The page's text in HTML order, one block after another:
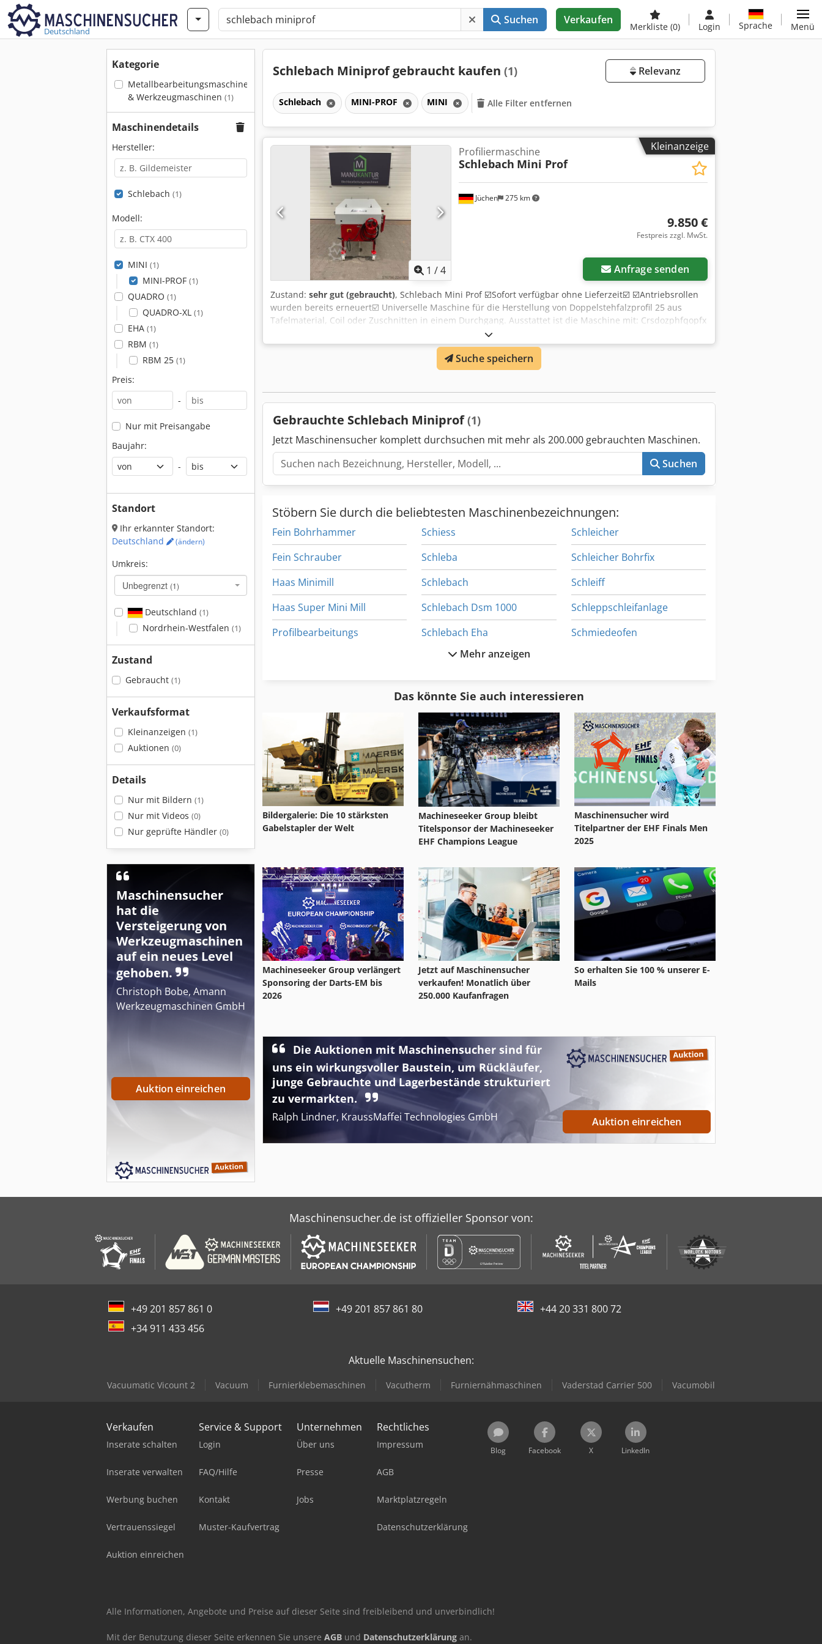
Deutschland
Suchen Verkaufen
Merkliste (0) Login Sprache Menü
Kategorie
Metallbearbeitungsmaschinen
& Werkzeugmaschinen (1)
Maschinendetails
Hersteller:
Schlebach (1)
Modell:
MINI (1)
MINI-PROF (1)
QUADRO (1)
QUADRO-XL (1)
EHA (1)
RBM (1)
RBM 25 (1)
Preis:
-
Nur mit Preisangabe
Baujahr:
-
Standort
Ihr erkannter Standort:
Deutschland
(ändern)
Umkreis:
Unbegrenzt (1)
Deutschland (1)
Nordrhein-Westfalen (1)
Zustand
Gebraucht (1)
Verkaufsformat
Kleinanzeigen (1)
Auktionen (0)
Details
Nur mit Bildern (1)
Nur mit Videos (0)
Nur geprüfte Händler (0)
Maschinensucher
hat die
Versteigerung von
Werkzeugmaschinen
auf ein neues Level
gehoben.
Christoph Bobe, Amann
Werkzeugmaschinen GmbH
Auktion einreichen
Schlebach Miniprof gebraucht kaufen (1) Relevanz
Schlebach MINI-PROF MINI Alle Filter entfernen
Kleinanzeige
1 /4
Jüchen 275 km
Profiliermaschine
Schlebach Mini Prof
9.850 €
Festpreis zzgl. MwSt.
Anfrage senden
Zustand: sehr gut (gebraucht), Schlebach Mini Prof ☑️Sofort verfügbar ohne Lieferzeit☑️ ☑️Antriebsrollen
wurden bereits erneuert☑️ Universelle Maschine für die Herstellung von Doppelstehfalzprofil 25 aus
Tafelmaterial, Coil oder Zuschnitten in einem Durchgang. Ausstattet ist die Maschine mit: Crsdozphfqopfx
Afvsf ✅Profilrollen für 25mm Falzhöhe ✅Rollen inkl. Transportgriffe für leichten Transport ✅Biegeleistung:
0,8mm (Zink, Alu & Kupfer), 0,7mm Stahlblech Beschaffenheit: • sehr guter technischer Zustand • sehr
guter optischer Zustand • Gewicht: ca. 220 kg Eine Besichtigung & ein Testlauf sind nach Absprache
Suche speichern
Gebrauchte Schlebach Miniprof(1)
Jetzt Maschinensucher komplett durchsuchen mit mehr als 200.000 gebrauchten Maschinen.
Suchen
Stöbern Sie durch die beliebtesten Maschinenbezeichnungen:
Fein Bohrhammer
Fein Schrauber
Haas Minimill
Haas Super Mini Mill
Profilbearbeitungs
Schabmaschine
Schiess
Schleba
Schlebach
Schlebach Dsm 1000
Schlebach Eha
Schlebach Mini Prof Plus
Schlebach Spm
Schleicher
Schleicher Bohrfix
Schleiff
Schleppschleifanlage
Schmiedeofen
Mehr anzeigen
Das könnte Sie auch interessieren
Bildergalerie: Die 10 stärksten
Gabelstapler der Welt
Machineseeker Group bleibt
Titelsponsor der Machineseeker
EHF Champions League
Maschinensucher wird
Titelpartner der EHF Finals Men
2025
Machineseeker Group verlängert
Sponsoring der Darts-EM bis
2026
Jetzt auf Maschinensucher
verkaufen! Monatlich über
250.000 Kaufanfragen
So erhalten Sie 100 % unserer E-
Mails
Die Auktionen mit Maschinensucher sind für
uns ein wirkungsvoller Baustein, um Rückläufer,
junge Gebrauchte und Lagerbestände strukturiert
zu vermarkten.
Ralph Lindner, KraussMaffei Technologies GmbH Auktion einreichen
Maschinensucher.de ist offizieller Sponsor von:
+49 201 857 861 0 +49 201 857 861 80
+44 20 331 800 72
+34 911 433 456
Aktuelle Maschinensuchen:
Vacuumatic Vicount 2 Vacuum Furnierklebemaschinen Vacutherm Furniernähmaschinen Vaderstad Carrier 500 Vacumobil
Verkaufen
Inserate schalten
Inserate verwalten
Werbung buchen
Vertrauenssiegel
Auktion einreichen
Service & Support
Login
FAQ/Hilfe
Kontakt
Muster-Kaufvertrag
Unternehmen
Über uns
Presse
Jobs
Rechtliches
Impressum
AGB
Marktplatzregeln
Datenschutzerklärung
Blog Facebook X LinkedIn
Alle Informationen, Angebote und Preise auf dieser Seite sind freibleibend und unverbindlich!
Mit der Benutzung dieser Seite erkennen Sie unsere AGB und Datenschutzerklärung an.